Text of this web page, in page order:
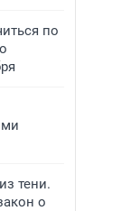
по
тени.
о